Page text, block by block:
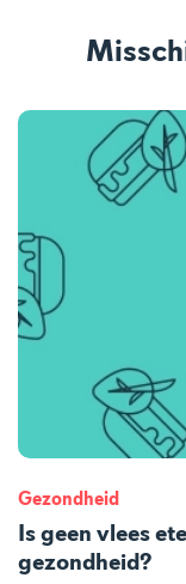
Gezondheid
Is geen vlees
gezondheid?